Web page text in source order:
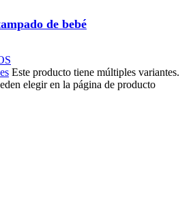
de bebé
Este producto tiene múltiples variantes.
elegir en la página de producto